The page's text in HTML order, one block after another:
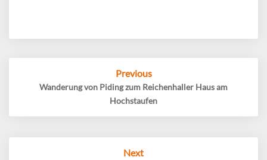
Previous
Wanderung von Piding zum Reichenhaller Haus am
Hochstaufen
Next